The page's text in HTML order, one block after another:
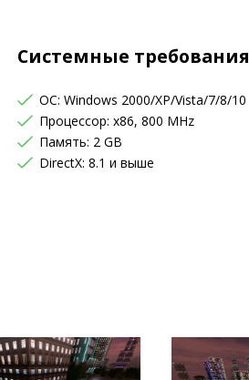
Системные требования
OC: Windows 2000/XP/Vista/7/8/10
Процессор: x86, 800 MHz
Память: 2 GB
DirectX: 8.1 и выше